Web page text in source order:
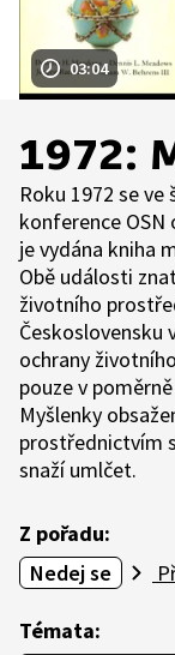
03:04
1972:
Roku 1972 se
konference
je vydána kniha
Obě události
životního
ochrany
pouze v
Myšlenky
prostřednictvím
snaží umlčet.
Z pořadu:
Nedej se
Témata: